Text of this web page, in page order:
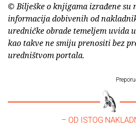
© Bilješke o knjigama izrađene su
informacija dobivenih od
uredničke obrade temeljem uvida
kao takve ne smiju prenositi bez
uredništvom portala.
– OD ISTOG